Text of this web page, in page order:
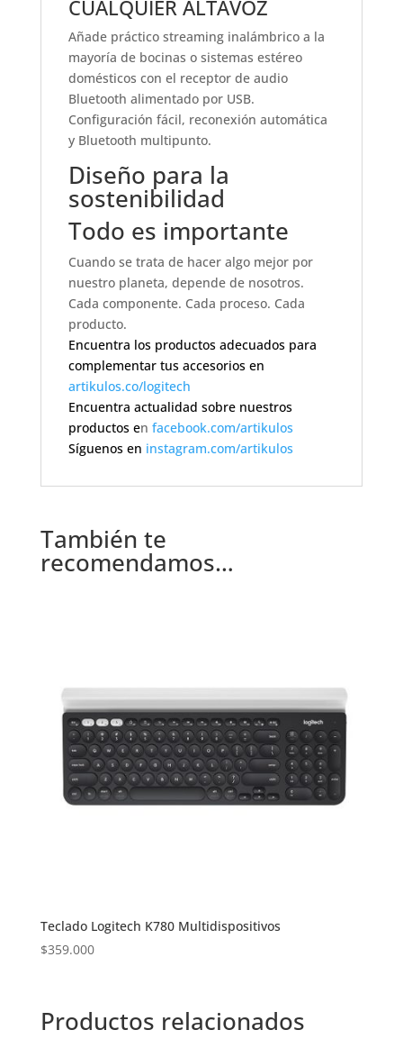
CUALQUIER ALTAVOZ
Añade práctico streaming inalámbrico a la
mayoría de bocinas o sistemas estéreo
domésticos con el receptor de audio
Bluetooth alimentado por USB.
Configuración fácil, reconexión automática
y Bluetooth multipunto.
Diseño para la
sostenibilidad
Todo es importante
Cuando se trata de hacer algo mejor por
nuestro planeta, depende de nosotros.
Cada componente. Cada proceso. Cada
producto.
Encuentra los productos adecuados para
complementar tus accesorios en
artikulos.co/logitech
Encuentra actualidad sobre nuestros
productos en facebook.com/artikulos
Síguenos en instagram.com/artikulos
También te
recomendamos…
Teclado Logitech K780 Multidispositivos
$359.000
Productos relacionados